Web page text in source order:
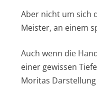
Aber nicht um sich
Meister, an einem
Auch wenn die
einer gewissen
Moritas